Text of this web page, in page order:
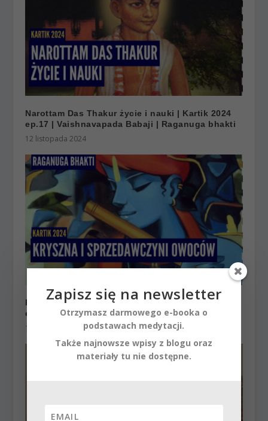
Narottam Das Thakur życie i nauki | Kartik 2024
ep.17 | Vaishnavapada Babaji | Raganuga bhakti
12 listopada 2024
Kryszna i sprzedawczyni owoców | Kartik 2024
ep.65 | Vaishnavapada Babaji | raganuga bhakti
10 października 2025
Zapisz się na newsletter
Otrzymasz darmowego e-booka o
podstawach medytacji.
Także najnowsze wpisy z blogu oraz
materiały tu nie dostępne.